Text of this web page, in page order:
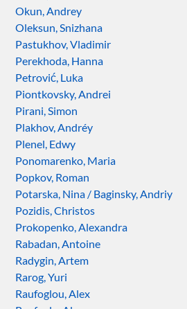
Okun, Andrey
Oleksun, Snizhana
Pastukhov, Vladimir
Perekhoda, Hanna
Petrović, Luka
Piontkovsky, Andrei
Pirani, Simon
Plakhov, Andréy
Plenel, Edwy
Ponomarenko, Maria
Popkov, Roman
Potarska, Nina / Baginsky, Andriy
Pozidis, Christos
Prokopenko, Alexandra
Rabadan, Antoine
Radygin, Artem
Rarog, Yuri
Raufoglou, Alex